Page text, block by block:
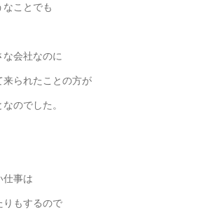
ことでも
会社なのに
られたことの方が
のでした。
仕事は
りもするので